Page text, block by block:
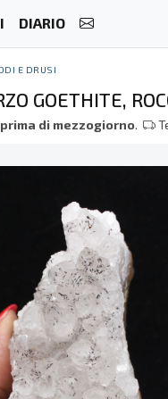
DIARIO
E DRUSI
GOETHITE,
prima di mezzogiorno.